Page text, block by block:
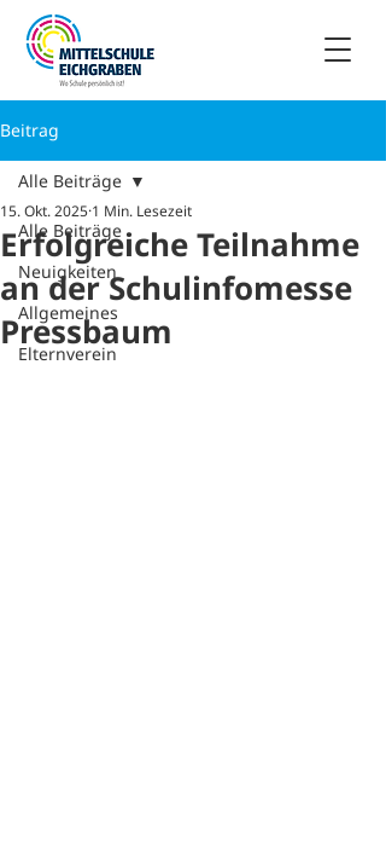
Beitrag
Alle Beiträge
Neuigkeiten
Allgemeines
Elternverein
Alle Beiträge
Erfolgreiche Teilnahme
an der Schulinfomesse
Pressbaum
15. Okt. 2025 1 Min. Lesezeit